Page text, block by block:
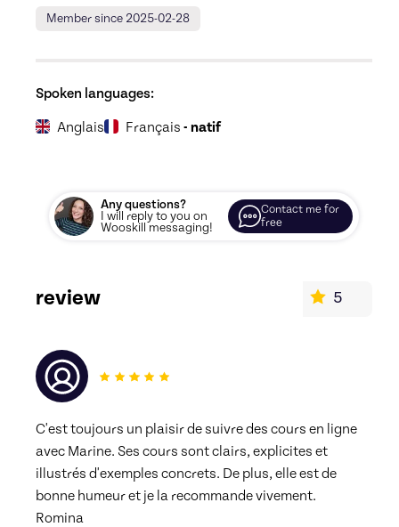
Member since 2025-02-28
Spoken languages:
Anglais Français - natif
Any questions?
I will reply to you on
Wooskill messaging!
Contact me for
free
review 5
C'est toujours un plaisir de suivre des cours en ligne
avec Marine. Ses cours sont clairs, explicites et
illustrés d'exemples concrets. De plus, elle est de
bonne humeur et je la recommande vivement.
Romina